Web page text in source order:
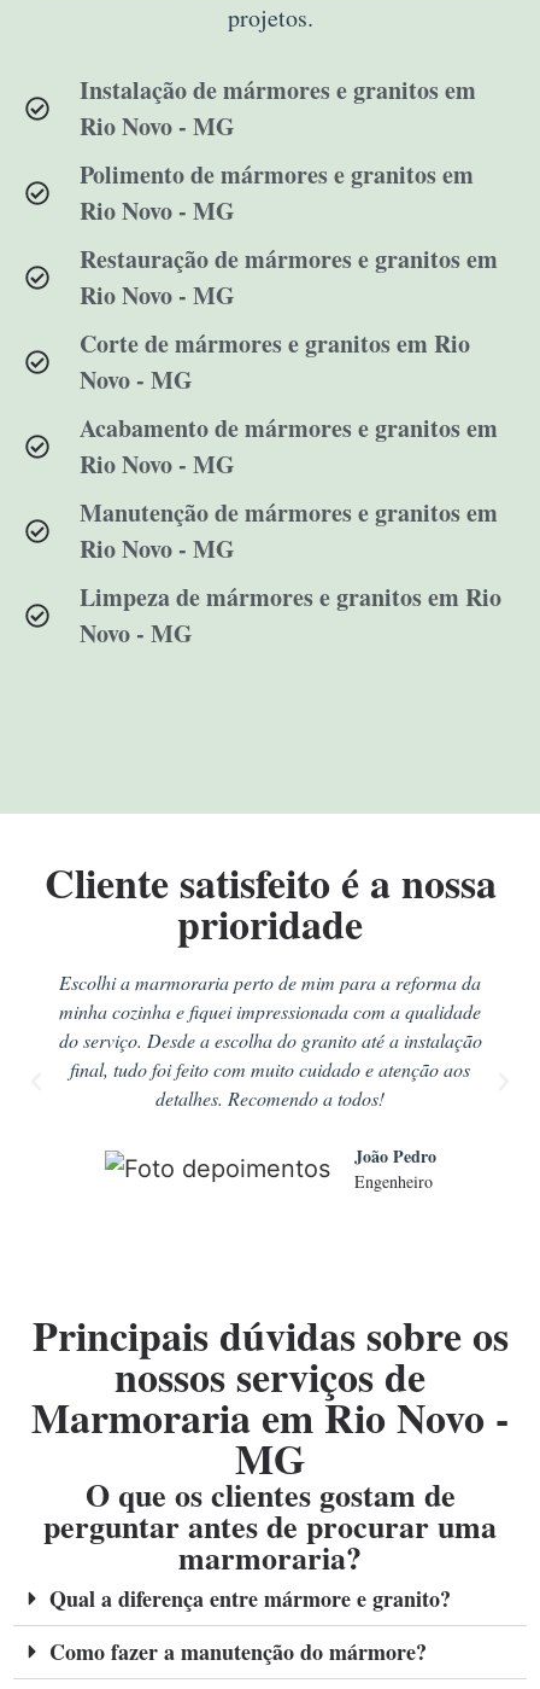
projetos.
Instalação de mármores e granitos em
Rio Novo - MG
Polimento de mármores e granitos em
Rio Novo - MG
Restauração de mármores e granitos em
Rio Novo - MG
Corte de mármores e granitos em Rio
Novo - MG
Acabamento de mármores e granitos em
Rio Novo - MG
Manutenção de mármores e granitos em
Rio Novo - MG
Limpeza de mármores e granitos em Rio
Novo - MG
Cliente satisfeito é a nossa
prioridade
Escolhi a marmoraria perto de mim para a reforma da
minha cozinha e fiquei impressionada com a qualidade
do serviço. Desde a escolha do granito até a instalação
final, tudo foi feito com muito cuidado e atenção aos
detalhes. Recomendo a todos!
João Pedro
Engenheiro
Principais dúvidas sobre os
nossos serviços de
Marmoraria em Rio Novo -
MG
O que os clientes gostam de
perguntar antes de procurar uma
marmoraria?
Qual a diferença entre mármore e granito?
Como fazer a manutenção do mármore?